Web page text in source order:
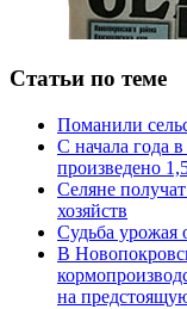
Статьи по теме
Поманили
С начала года
произведено
Селяне
хозяйств
Судьба урожая
В
на